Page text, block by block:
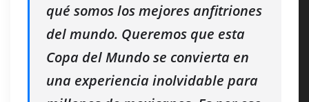
qué somos los mejores anfitriones
del mundo. Queremos que esta
Copa del Mundo se convierta en
una experiencia inolvidable para